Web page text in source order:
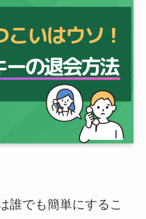
誰でも簡単にするこ